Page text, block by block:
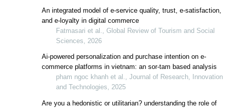
An integrated model of e-service
and e-loyalty in digital commerce
Fatmasari et al., Global
Ai-powered personalization and
commerce platforms in vietnam: an
pham ngoc khanh et al.,
Are you a hedonistic or utilitarian?